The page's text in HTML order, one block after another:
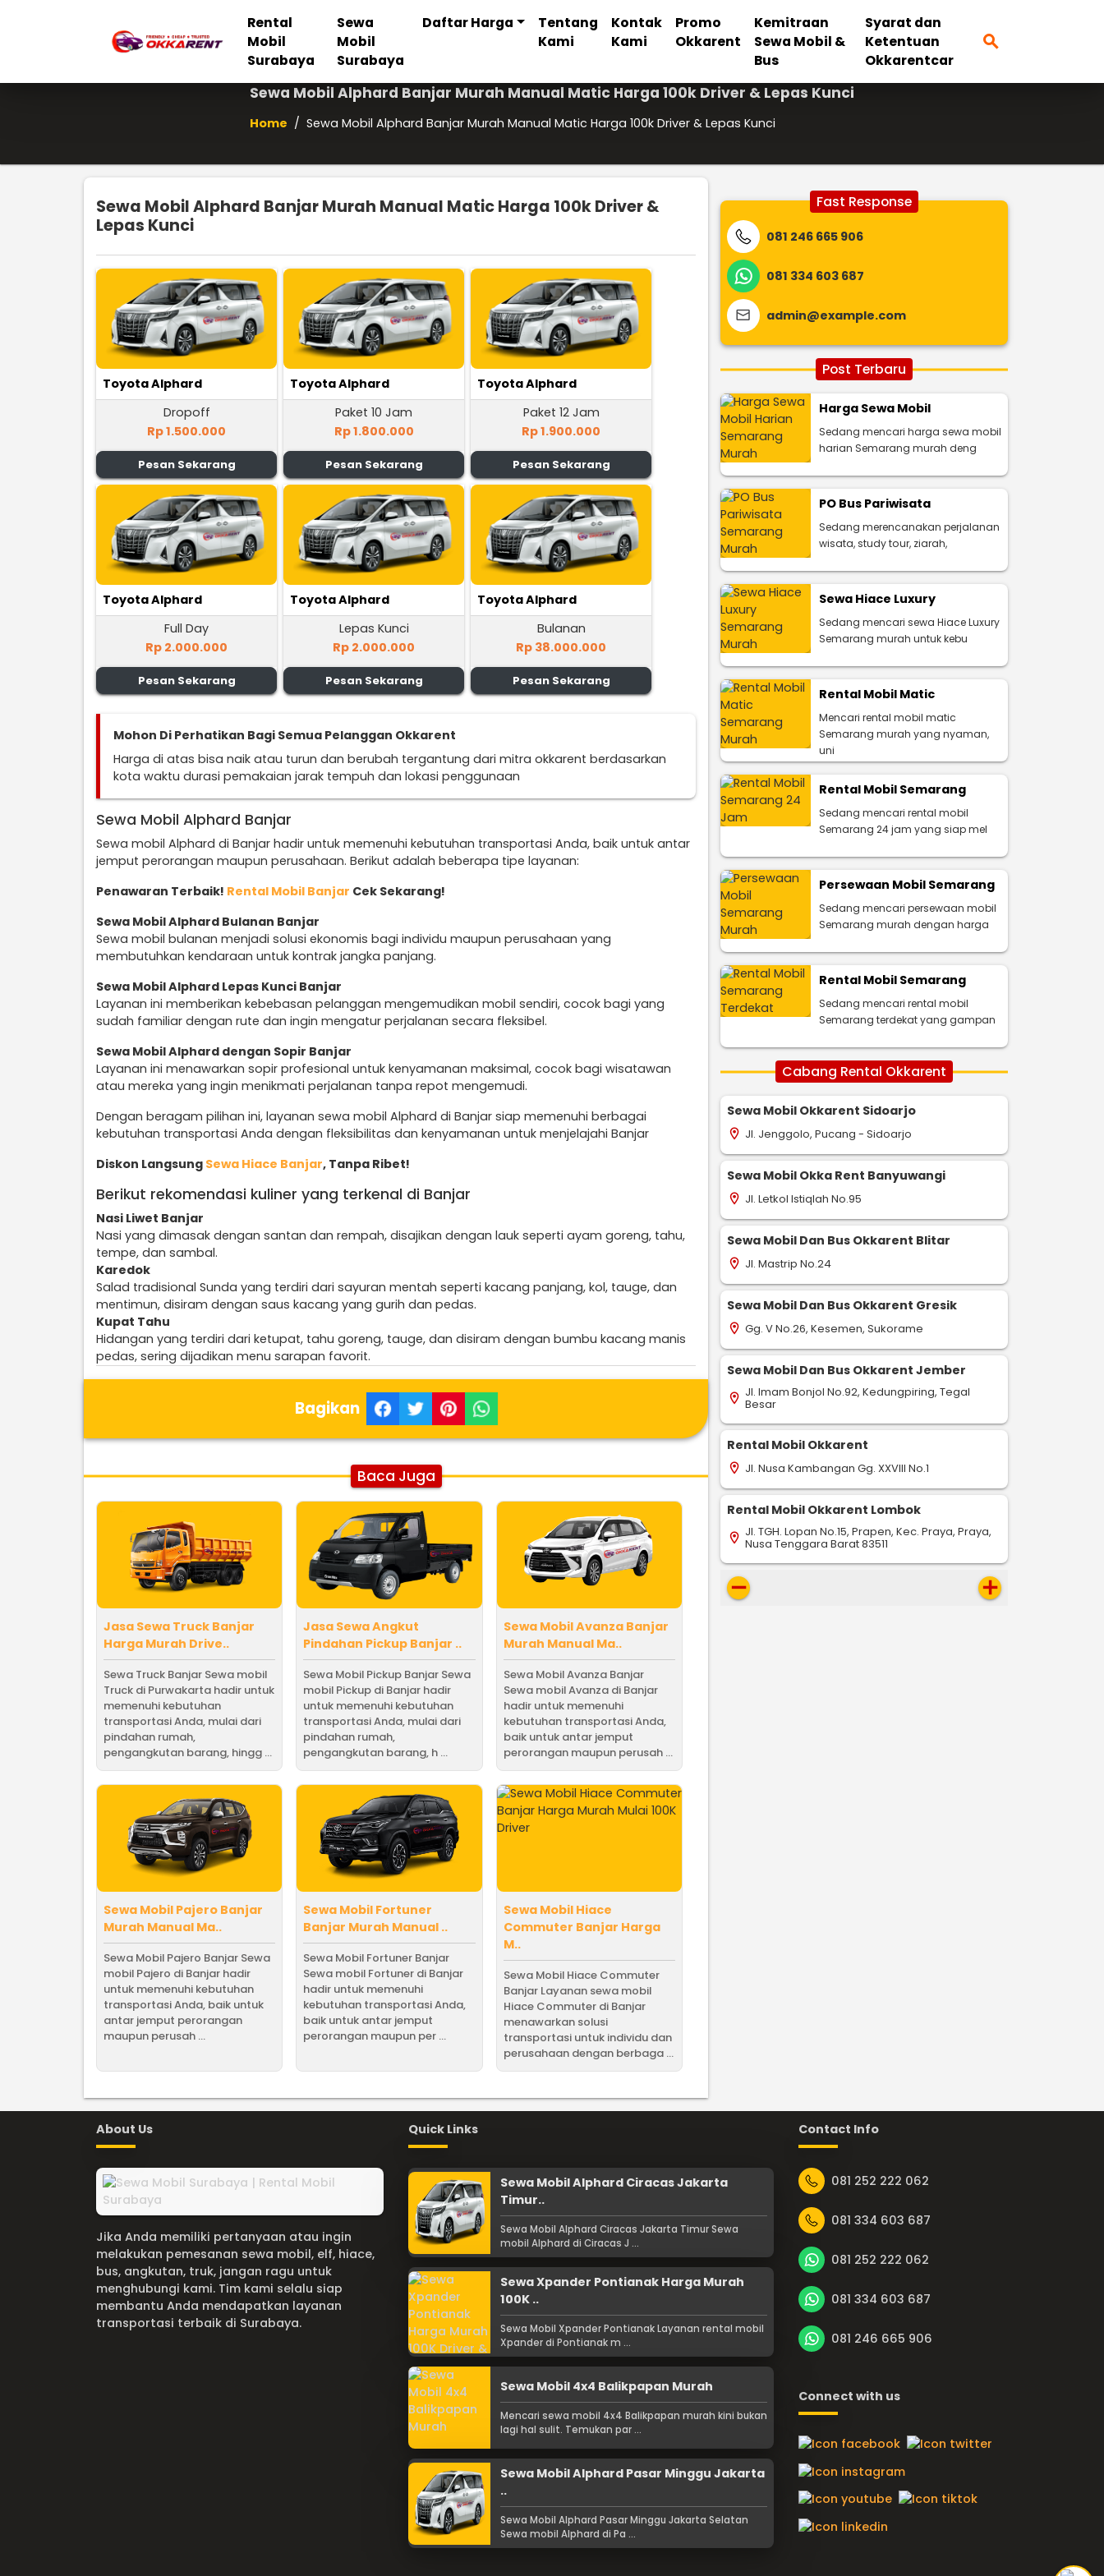
Rental
Mobil
Surabaya
Sewa
Mobil
Surabaya
Daftar Harga
Tentang
Kami
Kontak
Kami
Promo
Okkarent
Kemitraan
Sewa Mobil &
Bus
Syarat dan
Ketentuan
Okkarentcar
search
Sewa Mobil Alphard Banjar Murah Manual Matic Harga 100k Driver & Lepas Kunci
Home / Sewa Mobil Alphard Banjar Murah Manual Matic Harga 100k Driver & Lepas Kunci
Sewa Mobil Alphard Banjar Murah Manual Matic Harga 100k Driver &
Lepas Kunci
Toyota Alphard
Dropoff
Rp 1.500.000
Pesan Sekarang
Toyota Alphard
Paket 10 Jam
Rp 1.800.000
Pesan Sekarang
Toyota Alphard
Paket 12 Jam
Rp 1.900.000
Pesan Sekarang
Toyota Alphard
Full Day
Rp 2.000.000
Pesan Sekarang
Toyota Alphard
Lepas Kunci
Rp 2.000.000
Pesan Sekarang
Toyota Alphard
Bulanan
Rp 38.000.000
Pesan Sekarang
Mohon Di Perhatikan Bagi Semua Pelanggan Okkarent
Harga di atas bisa naik atau turun dan berubah tergantung dari mitra okkarent berdasarkan
kota waktu durasi pemakaian jarak tempuh dan lokasi penggunaan
Sewa Mobil Alphard Banjar
Sewa mobil Alphard di Banjar hadir untuk memenuhi kebutuhan transportasi Anda, baik untuk antar
jemput perorangan maupun perusahaan. Berikut adalah beberapa tipe layanan:
Penawaran Terbaik! Rental Mobil Banjar Cek Sekarang!
Sewa Mobil Alphard Bulanan Banjar
Sewa mobil bulanan menjadi solusi ekonomis bagi individu maupun perusahaan yang
membutuhkan kendaraan untuk kontrak jangka panjang.
Sewa Mobil Alphard Lepas Kunci Banjar
Layanan ini memberikan kebebasan pelanggan mengemudikan mobil sendiri, cocok bagi yang
sudah familiar dengan rute dan ingin mengatur perjalanan secara fleksibel.
Sewa Mobil Alphard dengan Sopir Banjar
Layanan ini menawarkan sopir profesional untuk kenyamanan maksimal, cocok bagi wisatawan
atau mereka yang ingin menikmati perjalanan tanpa repot mengemudi.
Dengan beragam pilihan ini, layanan sewa mobil Alphard di Banjar siap memenuhi berbagai
kebutuhan transportasi Anda dengan fleksibilitas dan kenyamanan untuk menjelajahi Banjar
Diskon Langsung Sewa Hiace Banjar, Tanpa Ribet!
Berikut rekomendasi kuliner yang terkenal di Banjar
Nasi Liwet Banjar
Nasi yang dimasak dengan santan dan rempah, disajikan dengan lauk seperti ayam goreng, tahu,
tempe, dan sambal.
Karedok
Salad tradisional Sunda yang terdiri dari sayuran mentah seperti kacang panjang, kol, tauge, dan
mentimun, disiram dengan saus kacang yang gurih dan pedas.
Kupat Tahu
Hidangan yang terdiri dari ketupat, tahu goreng, tauge, dan disiram dengan bumbu kacang manis
pedas, sering dijadikan menu sarapan favorit.
Bagikan
Baca Juga
Jasa Sewa Truck Banjar
Harga Murah Drive..
Sewa Truck Banjar Sewa mobil
Truck di Purwakarta hadir untuk
memenuhi kebutuhan
transportasi Anda, mulai dari
pindahan rumah,
pengangkutan barang, hingg ...
Jasa Sewa Angkut
Pindahan Pickup Banjar ..
Sewa Mobil Pickup Banjar Sewa
mobil Pickup di Banjar hadir
untuk memenuhi kebutuhan
transportasi Anda, mulai dari
pindahan rumah,
pengangkutan barang, h ...
Sewa Mobil Avanza Banjar
Murah Manual Ma..
Sewa Mobil Avanza Banjar
Sewa mobil Avanza di Banjar
hadir untuk memenuhi
kebutuhan transportasi Anda,
baik untuk antar jemput
perorangan maupun perusah ...
Sewa Mobil Pajero Banjar
Murah Manual Ma..
Sewa Mobil Pajero Banjar Sewa
mobil Pajero di Banjar hadir
untuk memenuhi kebutuhan
transportasi Anda, baik untuk
antar jemput perorangan
maupun perusah ...
Sewa Mobil Fortuner
Banjar Murah Manual ..
Sewa Mobil Fortuner Banjar
Sewa mobil Fortuner di Banjar
hadir untuk memenuhi
kebutuhan transportasi Anda,
baik untuk antar jemput
perorangan maupun per ...
Sewa Mobil Hiace
Commuter Banjar Harga
M..
Sewa Mobil Hiace Commuter
Banjar Layanan sewa mobil
Hiace Commuter di Banjar
menawarkan solusi
transportasi untuk individu dan
perusahaan dengan berbaga ...
Fast Response
081 246 665 906
081 334 603 687
admin@example.com
Post Terbaru
Harga Sewa Mobil
Sedang mencari harga sewa mobil
harian Semarang murah deng
PO Bus Pariwisata
Sedang merencanakan perjalanan
wisata, study tour, ziarah,
Sewa Hiace Luxury
Sedang mencari sewa Hiace Luxury
Semarang murah untuk kebu
Rental Mobil Matic
Mencari rental mobil matic
Semarang murah yang nyaman,
uni
Rental Mobil Semarang
Sedang mencari rental mobil
Semarang 24 jam yang siap mel
Persewaan Mobil Semarang
Sedang mencari persewaan mobil
Semarang murah dengan harga
Rental Mobil Semarang
Sedang mencari rental mobil
Semarang terdekat yang gampan
Cabang Rental Okkarent
Sewa Mobil Okkarent Sidoarjo
location_on Jl. Jenggolo, Pucang - Sidoarjo
Sewa Mobil Okka Rent Banyuwangi
location_on Jl. Letkol Istiqlah No.95
Sewa Mobil Dan Bus Okkarent Blitar
location_on Jl. Mastrip No.24
Sewa Mobil Dan Bus Okkarent Gresik
location_on Gg. V No.26, Kesemen, Sukorame
Sewa Mobil Dan Bus Okkarent Jember
location_on Jl. Imam Bonjol No.92, Kedungpiring, Tegal
Besar
Rental Mobil Okkarent
location_on Jl. Nusa Kambangan Gg. XXVIII No.1
Rental Mobil Okkarent Lombok
location_on Jl. TGH. Lopan No.15, Prapen, Kec. Praya, Praya,
Nusa Tenggara Barat 83511
remove add
About Us
Jika Anda memiliki pertanyaan atau ingin
melakukan pemesanan sewa mobil, elf, hiace,
bus, angkutan, truk, jangan ragu untuk
menghubungi kami. Tim kami selalu siap
membantu Anda mendapatkan layanan
transportasi terbaik di Surabaya.
Quick Links
Sewa Mobil Alphard Ciracas Jakarta
Timur..
Sewa Mobil Alphard Ciracas Jakarta Timur Sewa
mobil Alphard di Ciracas J ...
Sewa Xpander Pontianak Harga Murah
100K ..
Sewa Mobil Xpander Pontianak Layanan rental mobil
Xpander di Pontianak m ...
Sewa Mobil 4x4 Balikpapan Murah
Mencari sewa mobil 4x4 Balikpapan murah kini bukan
lagi hal sulit. Temukan par ...
Sewa Mobil Alphard Pasar Minggu Jakarta
..
Sewa Mobil Alphard Pasar Minggu Jakarta Selatan
Sewa mobil Alphard di Pa ...
Contact Info
081 252 222 062
081 334 603 687
081 252 222 062
081 334 603 687
081 246 665 906
Connect with us